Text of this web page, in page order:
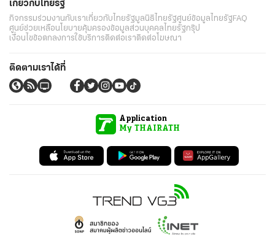
เกี่ยวกับไทยรัฐ
กิจกรรมร่วมงานกับเราเกี่ยวกับไทยรัฐมูลนิธิไทยรัฐศูนย์ข้อมูลไทยรัฐFAQ
ศูนย์ช่วยเหลือนโยบายคุ้มครองข้อมูลส่วนบุคคลไทยรัฐกรุ๊ป
เงื่อนไขข้อตกลงการใช้บริการติดต่อเราติดต่อโฆษณา
ติดตามเราได้ที่
Application
My THAIRATH